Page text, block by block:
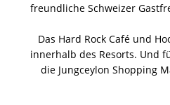
freundliche Schweizer
Das Hard Rock Café und
innerhalb des Resorts. Und
die Jungceylon Shopping